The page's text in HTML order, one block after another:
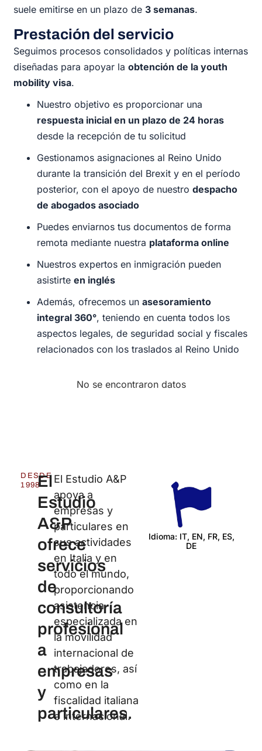
suele emitirse en un plazo de 3 semanas.
Prestación del servicio
Seguimos procesos consolidados y políticas internas
diseñadas para apoyar laobtención de la youth
mobility visa.
Nuestro objetivo es proporcionar una
respuesta inicial en un plazo de 24 horas
desde la recepción de tu solicitud
Gestionamos asignaciones al Reino Unido
durante la transición del Brexit y en el período
posterior, con el apoyo de nuestrodespacho
de abogados asociado
Puedes enviarnos tus documentos de forma
remota mediante nuestra plataforma online
Nuestros expertos en inmigración pueden
asistirteen inglés
Además, ofrecemos unasesoramiento
integral 360°, teniendo en cuenta todos los
aspectos legales, de seguridad social y fiscales
relacionados con los traslados al Reino Unido
No se encontraron datos
DESDE
1998El
Estudio
A&P
ofrece
servicios
de
consultoría
profesional
a
empresas
y
particulares.
El Estudio A&P
apoya a
empresas y
particulares en
sus actividades
en Italia y en
todo el mundo,
proporcionando
asistencia
especializada en
la movilidad
internacional de
trabajadores, así
como en la
fiscalidad italiana
e internacional.
Idioma: IT, EN, FR, ES,
DE